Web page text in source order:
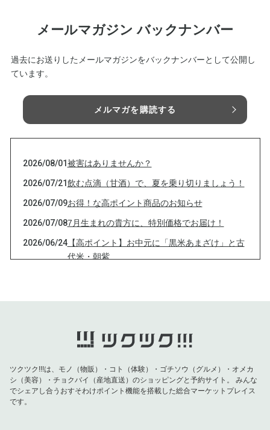
メールマガジン バックナンバー
過去にお送りしたメールマガジンをバックナンバーとして公開し
ています。
メルマガを購読する
2026/08/01被害はありませんか？
2026/07/21飲む点滴（甘酒）で、夏を乗り切りましょう！
2026/07/09お得！な高ポイント商品のお知らせ
2026/07/087月生まれの貴方に、特別価格でお届け！
2026/06/24【高ポイント】お中元に「黒米あまざけ」と古
代米・朝紫
お得な商品のご紹介
マルシェお休みのため、お詫びの特別価格でお
届け
2026/03/18サイトを 改修中
2026/03/05
ツクツク!!!は、モノ（物販）・コト（体験）・ゴチソウ（グルメ）・オメカ
シ（美容）・チョクバイ（産地直送）のショッピングと予約サイト。
みんな
でシェアし合うおすそわけポイント機能を搭載した総合マーケットプレイス
です。